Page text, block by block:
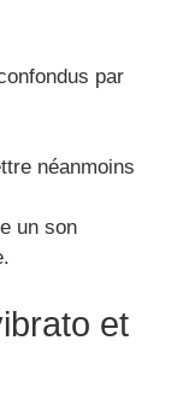
par
néanmoins
un son
et